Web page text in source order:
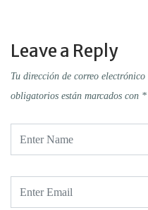
Leave a Reply
Tu dirección de correo
obligatorios están marcados con *